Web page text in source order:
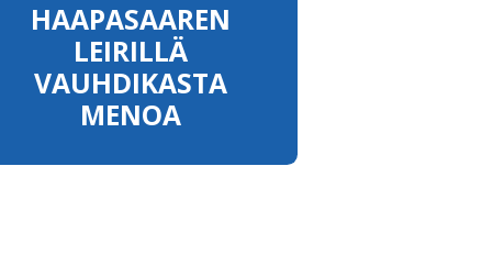
HAAPASAAREN
LEIRILLÄ
VAUHDIKASTA
MENOA